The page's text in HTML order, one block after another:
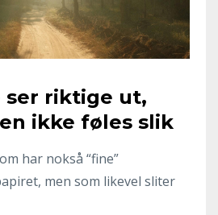
ser riktige ut,
ikke føles slik
har nokså “fine”
men som likevel sliter